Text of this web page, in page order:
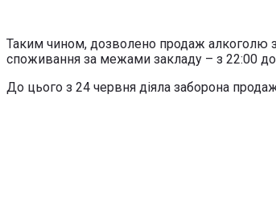
Таким чином, дозволено продаж алкоголю з
споживання за межами закладу – з 22:00 до
До цього з 24 червня діяла заборона